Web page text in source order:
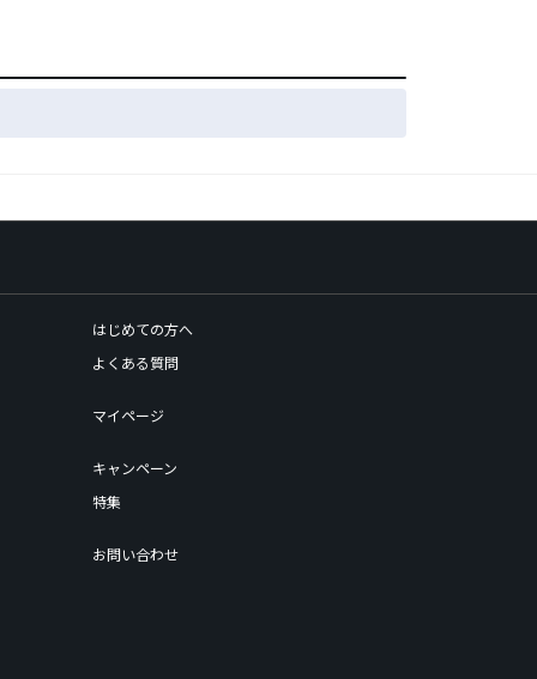
はじめての方へ
よくある質問
マイページ
キャンペーン
特集
お問い合わせ